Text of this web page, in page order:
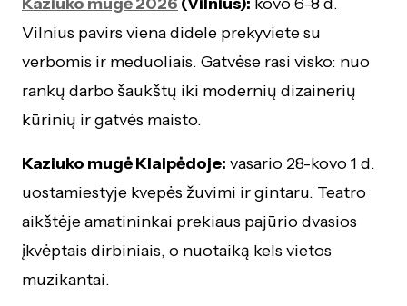
Vilnius pavirs viena didele prekyviete su
verbomis ir meduoliais. Gatvėse rasi visko: nuo
rankų darbo šaukštų iki modernių dizainerių
kūrinių ir gatvės maisto.
Kaziuko mugė Klaipėdoje: vasario 28-kovo 1 d.
uostamiestyje kvepės žuvimi ir gintaru. Teatro
aikštėje amatininkai prekiaus pajūrio dvasios
įkvėptais dirbiniais, o nuotaiką kels vietos
muzikantai.